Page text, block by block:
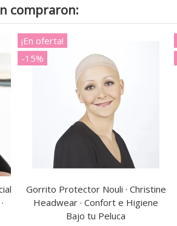
compraron:
¡En oferta!
-15%
Gorrito Protector Nouli · Christine
Headwear · Confort e Higiene
Bajo tu Peluca